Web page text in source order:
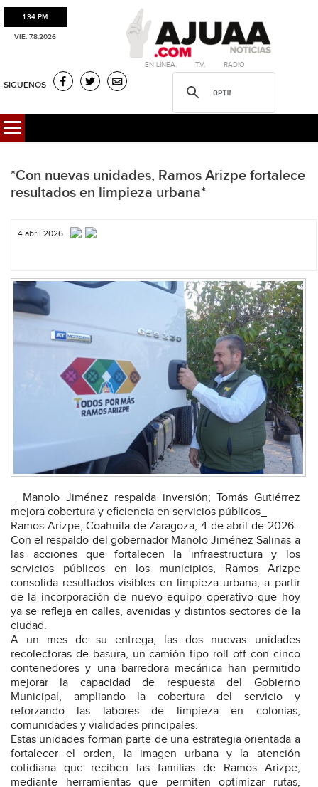
1:34 PM
VIE. 7.8.2026
·EN LÍNEA. ·T.V. ·RADIO
SIGUENOS
*Con nuevas unidades, Ramos Arizpe fortalece
resultados en limpieza urbana*
4 abril 2026
_Manolo Jiménez respalda inversión; Tomás Gutiérrez
mejora cobertura y eficiencia en servicios públicos_
Ramos Arizpe, Coahuila de Zaragoza; 4 de abril de 2026.-
Con el respaldo del gobernador Manolo Jiménez Salinas a
las acciones que fortalecen la infraestructura y los
servicios públicos en los municipios, Ramos Arizpe
consolida resultados visibles en limpieza urbana, a partir
de la incorporación de nuevo equipo operativo que hoy
ya se refleja en calles, avenidas y distintos sectores de la
ciudad.
A un mes de su entrega, las dos nuevas unidades
recolectoras de basura, un camión tipo roll off con cinco
contenedores y una barredora mecánica han permitido
mejorar la capacidad de respuesta del Gobierno
Municipal, ampliando la cobertura del servicio y
reforzando las labores de limpieza en colonias,
comunidades y vialidades principales.
Estas unidades forman parte de una estrategia orientada a
fortalecer el orden, la imagen urbana y la atención
cotidiana que reciben las familias de Ramos Arizpe,
mediante herramientas que permiten optimizar rutas,